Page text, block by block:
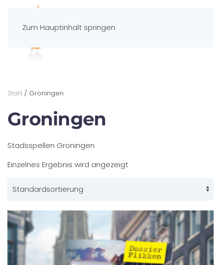
Zum Hauptinhalt springen
Start / Groningen
Groningen
Stadsspellen Groningen
Einzelnes Ergebnis wird angezeigt